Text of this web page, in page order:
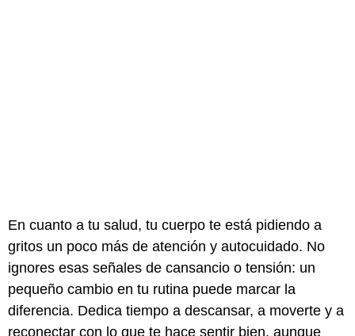
En cuanto a tu salud, tu cuerpo te está pidiendo a
gritos un poco más de atención y autocuidado. No
ignores esas señales de cansancio o tensión: un
pequeño cambio en tu rutina puede marcar la
diferencia. Dedica tiempo a descansar, a moverte y a
reconectar con lo que te hace sentir bien, aunque